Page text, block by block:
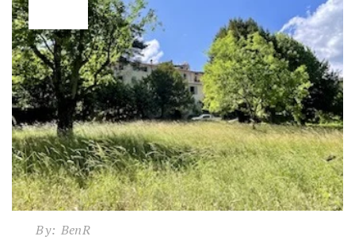
By: BenR